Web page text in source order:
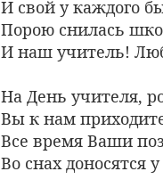
И свой у каждого
Порою снилась
И наш учитель!
На День учителя,
Вы к нам
Все время Ваши
Во снах доносятся